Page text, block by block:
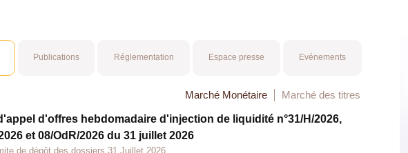
Publications Réglementation Espace presse Evénements
Marché Monétaire Marché des titres
d'offres hebdomadaire d'injection de liquidité n°31/H/2026,
et 08/OdR/2026 du 31 juillet 2026
de dépôt des dossiers 31 Juillet 2026